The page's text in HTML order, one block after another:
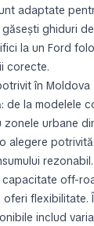
adaptate
ghiduri
la un Ford
corecte.
în Moldova
de la modelele
zonele urbane
alegere
off-
flexibilitate.
includ